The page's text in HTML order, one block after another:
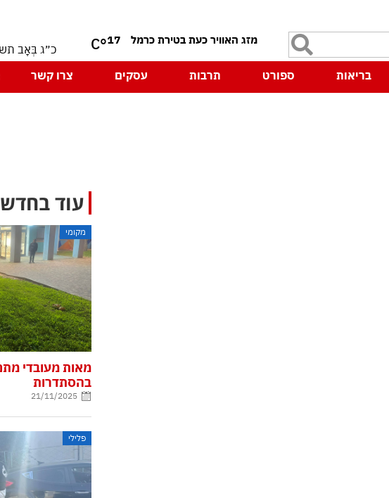
17
°C כ״ג בְּאָב
בריאות ספורט תרבות עסקים צרו קשר
עוד
מקומי
מאות מעובדי
בהסתדרות
21/11/2025
פלילי